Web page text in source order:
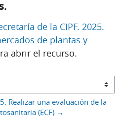
de la CIPF. 2025.
de plantas y
abrir el recurso.
Realizar una evaluación de la
(ECF) →